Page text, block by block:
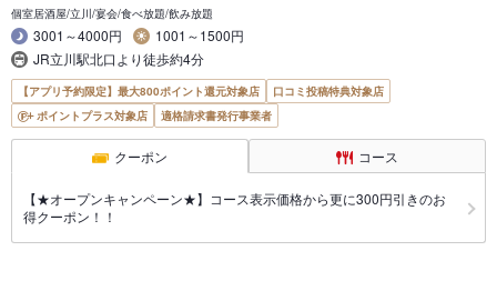
個室居酒屋/立川/宴会/食べ放題/飲み放題
3001～4000円
1001～1500円
JR立川駅北口より徒歩約4分
【アプリ予約限定】最大800ポイント還元対象店
口コミ投稿特典対象店
ポイントプラス対象店
適格請求書発行事業者
クーポン コース
【★オープンキャンペーン★】コース表示価格から更に300円引きのお
得クーポン！！